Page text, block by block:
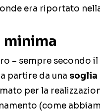
era riportato
– sempre secondo
partire da una soglia
per la
(come